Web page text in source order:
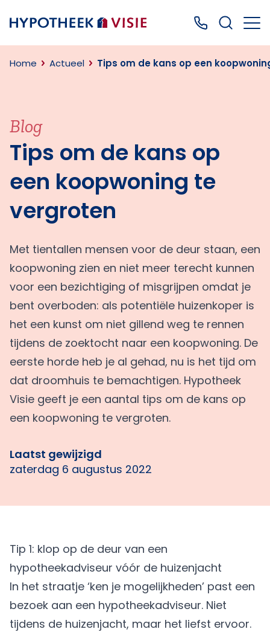
Terug naar home Bel ons: 0499
Home Actueel Tips om de kans op een
Blog
Tips om de kans op
een koopwoning te
vergroten
Met tientallen mensen voor de deur staan, een
koopwoning zien en niet meer terecht kunnen
voor een bezichtiging of misgrijpen omdat je
bent overboden: als potentiële huizenkoper is
het een kunst om niet gillend weg te rennen
tijdens de zoektocht naar een koopwoning. De
eerste horde heb je al gehad, nu is het tijd om
dat droomhuis te bemachtigen. Hypotheek
Visie geeft je een aantal tips om de kans op
een koopwoning te vergroten.
Laatst gewijzigd
zaterdag 6 augustus 2022
Tip 1: klop op de deur van een
hypotheekadviseur vóór de huizenjacht
In het straatje ‘ken je mogelijkheden’ past een
bezoek aan een hypotheekadviseur. Niet
tijdens de huizenjacht, maar het liefst ervoor.